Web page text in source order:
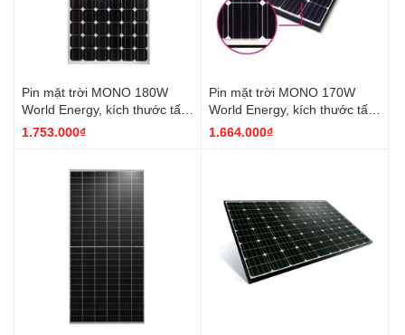
Pin mặt trời MONO 180W
World Energy, kích thước tấm
pin 1480*680*40
1.753.000₫
Pin mặt trời MONO 170W
World Energy, kích thước tấm
pin 1480*680*40
1.664.000₫